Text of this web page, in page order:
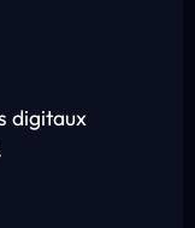
digitaux